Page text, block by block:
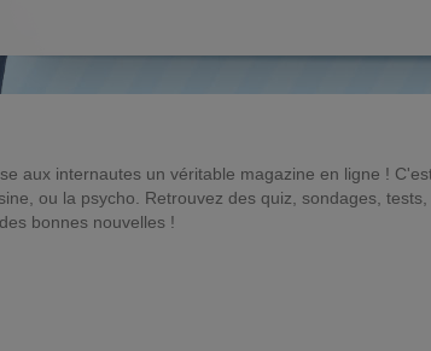
aux internautes un véritable magazine en ligne !
ou la psycho. Retrouvez des quiz, sondages,
bonnes nouvelles !